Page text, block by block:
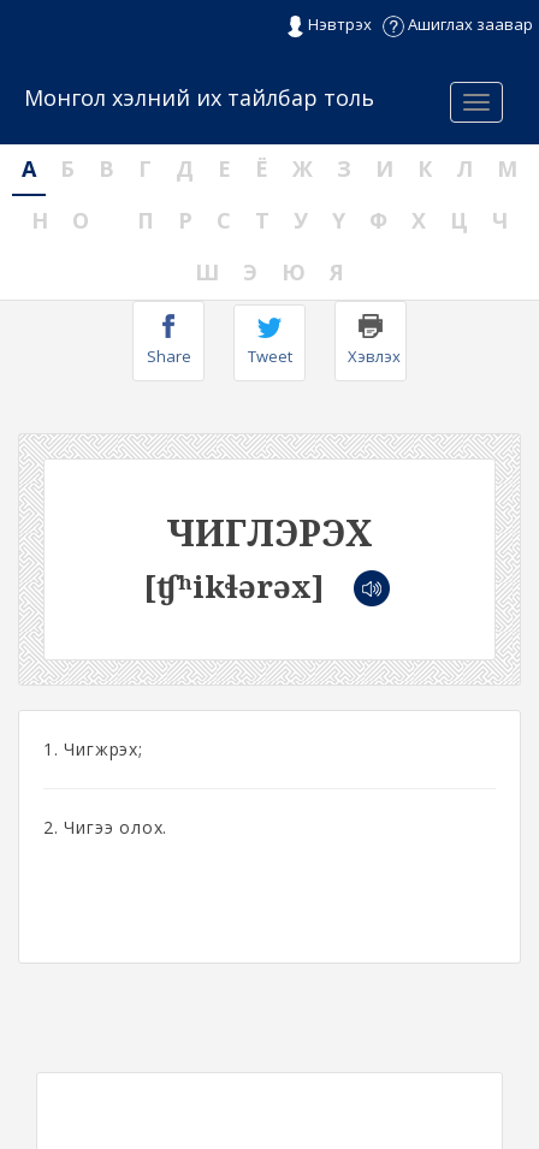
Нэвтрэх Ашиглах заавар
Menu
Монгол хэлний их тайлбар толь
А Б В Г Д Е Ё Ж З И К Л
М
Н
О П Р С Т У Ү Ф Х Ц
Ч
Ш
Э Ю Я
Share Tweet Хэвлэх
ЧИГЛЭРЭХ
[ʧʰikɬərəx]
1. Чигжрэх;
2. Чигээ олох.